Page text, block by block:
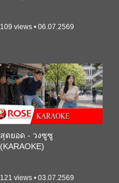
109 views • 06.07.2569
สุดยอด - วงซูซู
(KARAOKE)
121 views • 03.07.2569